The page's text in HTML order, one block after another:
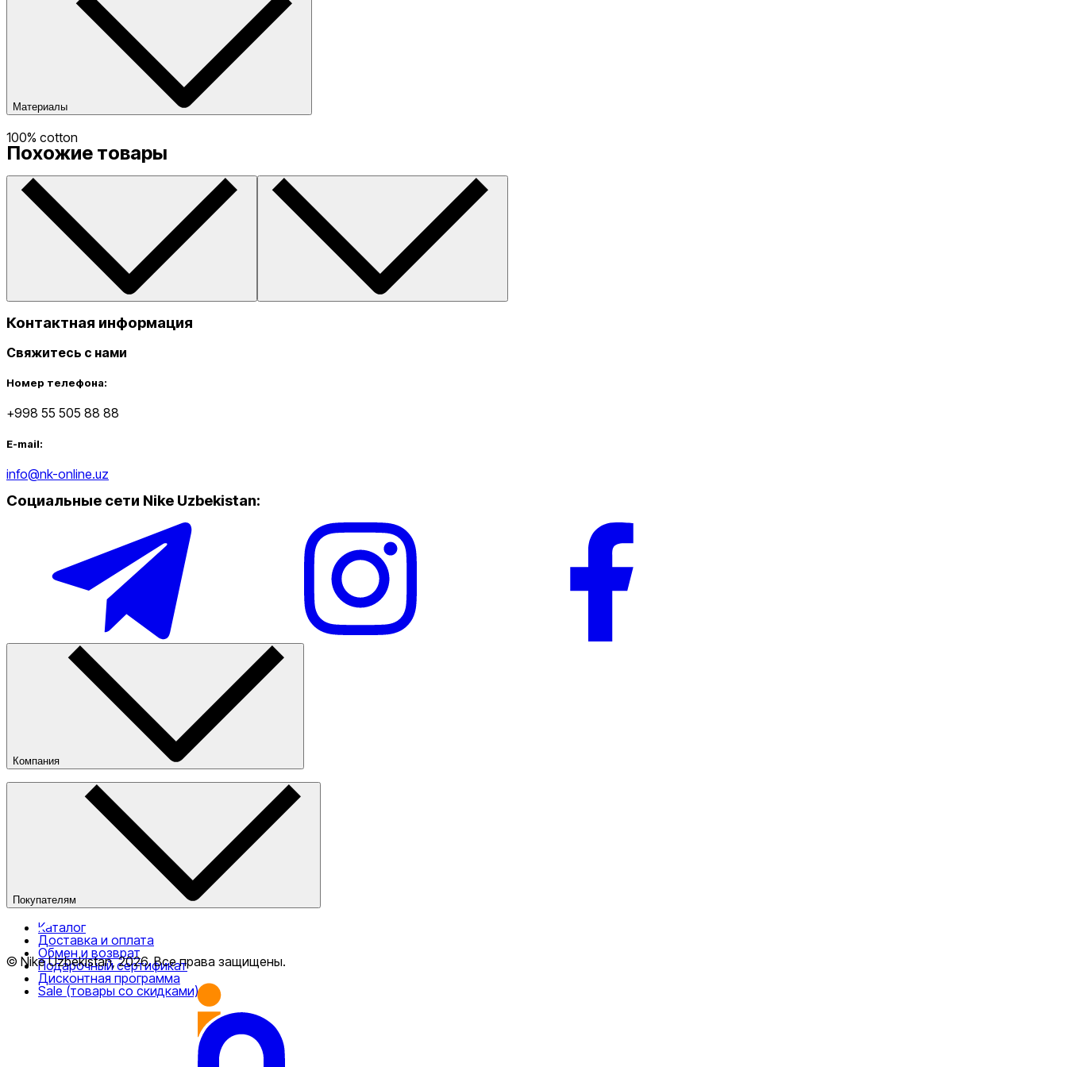
Материалы
100% cotton
Похожие товары
Контактная информация
Свяжитесь с нами
Номер телефона:
+998 55 505 88 88
E-mail:
info@nk-online.uz
Социальные сети Nike Uzbekistan:
Компания
О компании
Наши магазины
Публичная оферта
Покупателям
Каталог
Доставка и оплата
Обмен и возврат
Подарочный сертификат
Дисконтная программа
Sale (товары со скидками)
© Nike Uzbekistan,2026.Все права защищены.